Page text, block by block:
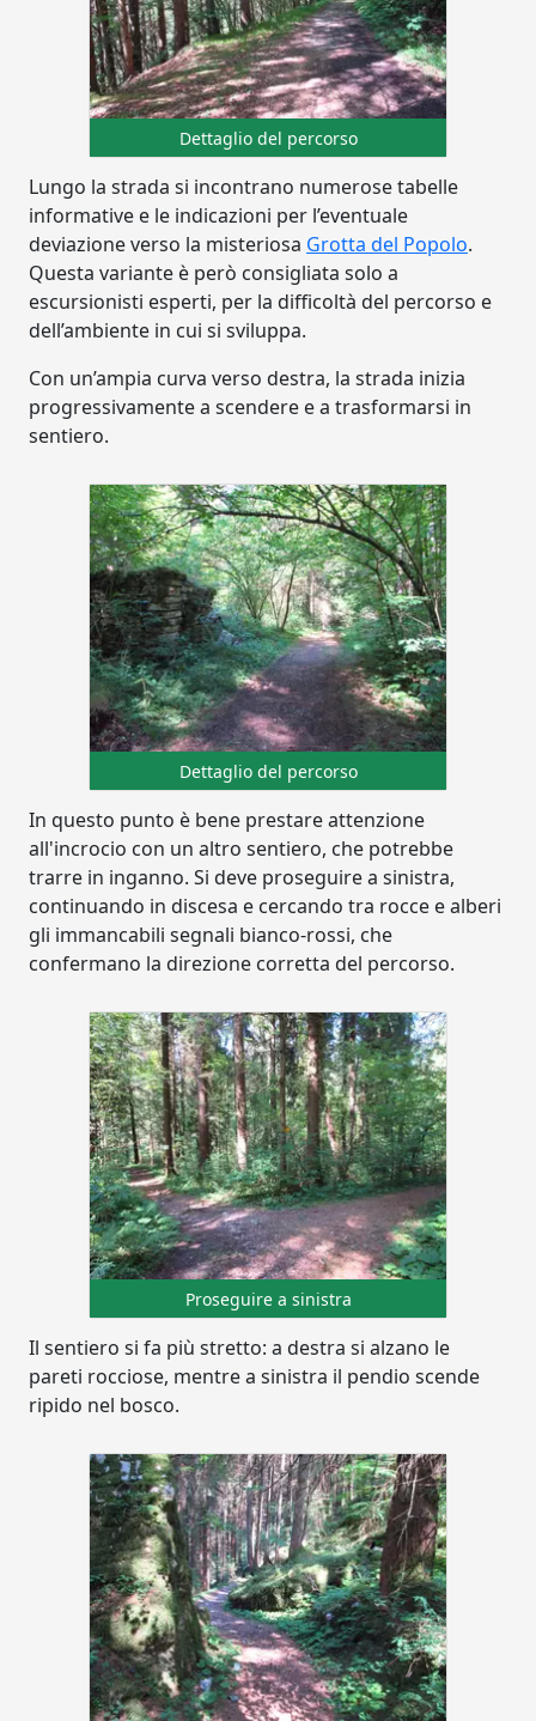
Dettaglio del percorso
Lungo la strada si incontrano numerose tabelle
informative e le indicazioni per l’eventuale
deviazione verso la misteriosa Grotta del Popolo.
Questa variante è però consigliata solo a
escursionisti esperti, per la difficoltà del percorso e
dell’ambiente in cui si sviluppa.
Con un’ampia curva verso destra, la strada inizia
progressivamente a scendere e a trasformarsi in
sentiero.
Dettaglio del percorso
In questo punto è bene prestare attenzione
all'incrocio con un altro sentiero, che potrebbe
trarre in inganno. Si deve proseguire a sinistra,
continuando in discesa e cercando tra rocce e alberi
gli immancabili segnali bianco-rossi, che
confermano la direzione corretta del percorso.
Proseguire a sinistra
Il sentiero si fa più stretto: a destra si alzano le
pareti rocciose, mentre a sinistra il pendio scende
ripido nel bosco.